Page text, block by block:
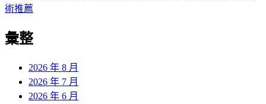
導
覽
術推薦
彙整
2026 年 8 月
2026 年 7 月
2026 年 6 月